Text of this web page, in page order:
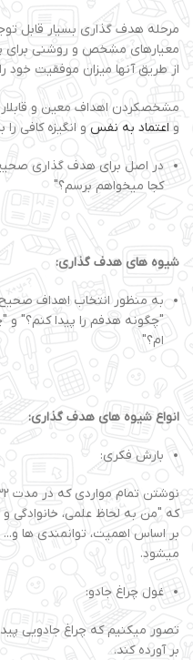
مرحله هدف گذاری بسیار قابل
معیارهای مشخص و روشنی برای
از طریق آنها میزان موفقیت خود
مشخصکردن اهداف معین و
و اعتماد به نفس و انگیزه کافی
در اصل برای هدف گذاری
کجا میخواهم برسم؟"
شیوه های هدف گذاری:
به منظور انتخاب اهداف
"چگونه هدفم را پیدا کنم؟" و
ام؟"
انواع شیوه های هدف گذاری:
بارش فکری:
که "من به لحاظ علمی،
بر اساس اهمیت، توانمندی ها
میشود.
غول چراغ جادو:
بر آورده کند.